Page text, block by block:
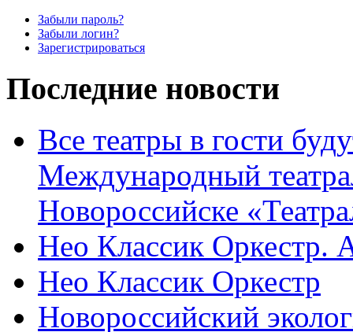
Забыли пароль?
Забыли логин?
Зарегистрироваться
Последние новости
Все театры в гости
Международный
Новороссийске
Нео Классик Оркестр.
Нео Классик Оркестр
Новороссийский